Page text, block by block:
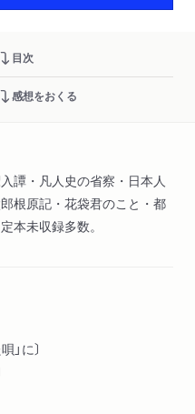
目次
感想をおくる
譚・凡人史の省察・日本人
根原記・花袋君のこと・都
本未収録多数。
」に〕